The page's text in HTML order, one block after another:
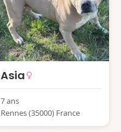
Asia
7 ans
Rennes (35000) France